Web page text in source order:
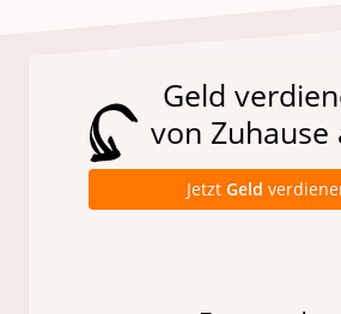
Geld
von Zuhause
Jetzt Geld